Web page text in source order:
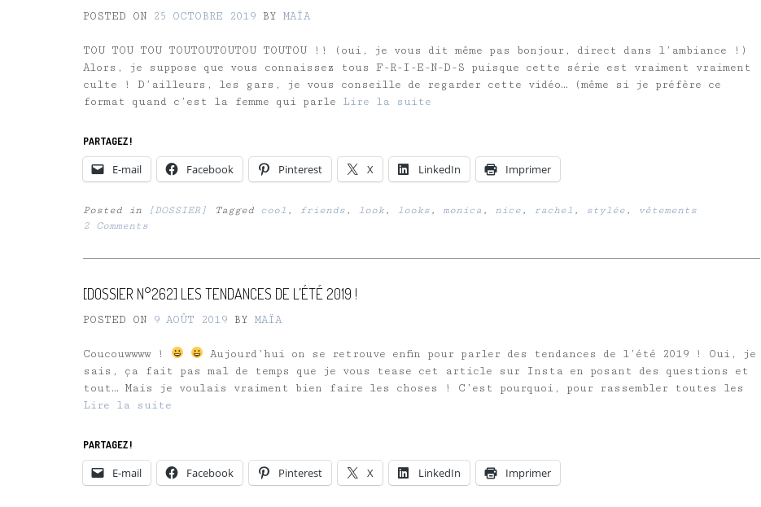
POSTED ON 25 OCTOBRE 2019 BY MAÏA
TOU TOU TOU TOUTOUTOUTOU TOUTOU !! (oui, je vous dit même pas bonjour, direct dans l’ambiance !)
Alors, je suppose que vous connaissez tous F-R-I-E-N-D-S puisque cette série est vraiment vraiment
culte ! D’ailleurs, les gars, je vous conseille de regarder cette vidéo… (même si je préfère ce
format quand c’est la femme qui parle Lire la suite
PARTAGEZ !
E-mail Facebook Pinterest X LinkedIn Imprimer
Posted in [DOSSIER] Tagged cool , friends , look , looks , monica , nice , rachel , stylée ,
vêtements
2 Comments
[DOSSIER N°262] LES TENDANCES DE L’ÉTÉ 2019 !
POSTED ON 9 AOÛT 2019 BY MAÏA
Coucouwwww !
Aujourd’hui on se retrouve enfin pour parler des tendances de l’été 2019 ! Oui, je
sais, ça fait pas mal de temps que je vous tease cet article sur Insta en posant des questions et
tout… Mais je voulais vraiment bien faire les choses ! C’est pourquoi, pour rassembler toutes les
Lire la suite
PARTAGEZ !
E-mail Facebook Pinterest X LinkedIn Imprimer